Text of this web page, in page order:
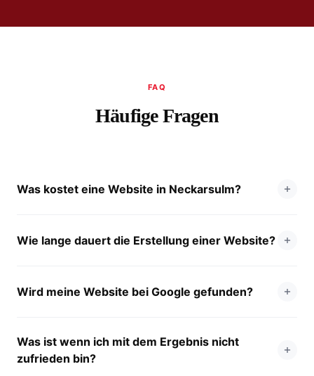
FAQ
Häufige Fragen
Was kostet eine Website in Neckarsulm?
Wie lange dauert die Erstellung einer Website?
Wird meine Website bei Google gefunden?
Was ist wenn ich mit dem Ergebnis nicht
zufrieden bin?